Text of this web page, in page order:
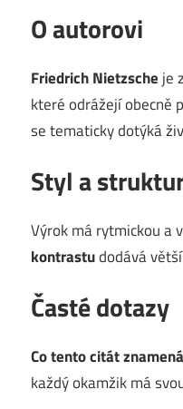
O autorovi
Friedrich Nietzsche je
které odrážejí obecně
se tematicky dotýká
Styl a
Výrok má rytmickou a
kontrastudodává
Časté dotazy
Co tento citát
každý okamžik má